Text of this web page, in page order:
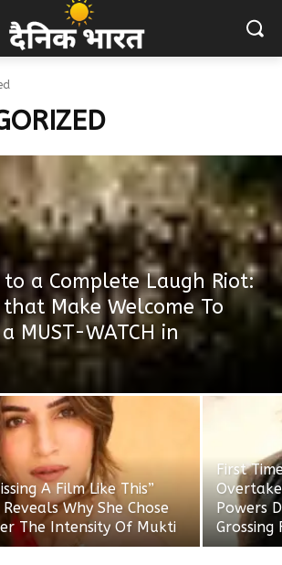
a Complete Laugh Riot:
that Make Welcome To
MUST-WATCH in
A Film Like This”
Why She Chose
The Intensity Of Mukti
First
Powers
Grossing